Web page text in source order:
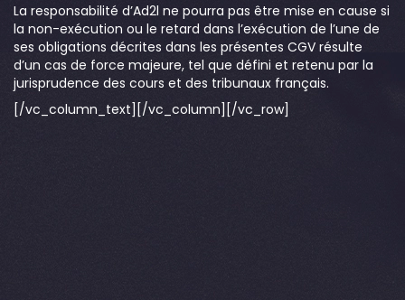
La responsabilité d’Ad2l ne pourra pas être mise en cause si
la non-exécution ou le retard dans l’exécution de l’une de
ses obligations décrites dans les présentes CGV résulte
d’un cas de force majeure, tel que défini et retenu par la
jurisprudence des cours et des tribunaux français.
[/vc_column_text][/vc_column][/vc_row]